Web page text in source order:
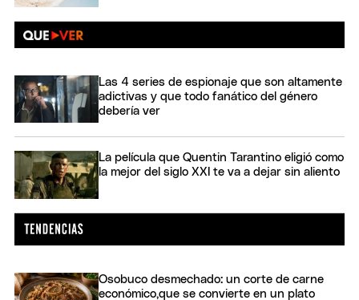
Las 4 series de espionaje que son altamente
adictivas y que todo fanático del género
debería ver
La película que Quentin Tarantino eligió como
la mejor del siglo XXI te va a dejar sin aliento
Osobuco desmechado: un corte de carne
económico,que se convierte en un plato